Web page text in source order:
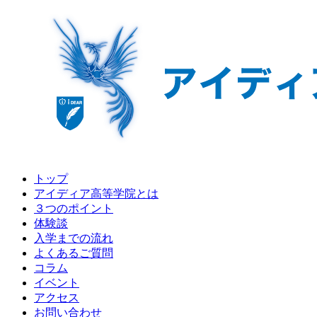
トップ
アイディア高等学院とは
３つのポイント
体験談
入学までの流れ
よくあるご質問
コラム
イベント
アクセス
お問い合わせ